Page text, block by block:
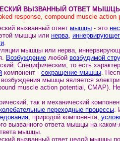
ВЫЗВАННЫЙ ОТВЕТ
response, compound muscle action
вызванный ответ мышцы - это
мышцы или нерва,
.
мышцы или нерва,
Возбуждение любой возбудимой
Специфическим, то есть
компонент - сокращение мышцы.
мышцы является
muscle action potential, CMAP).
так и механический
переходные процессы.
, природой компонента,
вызванного ответа мышцы на
мышцы.
вызванный ответ целой мышцы